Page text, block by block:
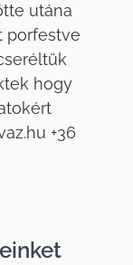
utána
porfestve
hogy
+36